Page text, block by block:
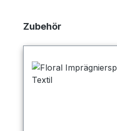
Produktgalerie überspringen
Zubehör